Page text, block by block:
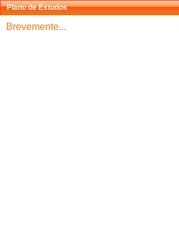
Plano de Estudos
Brevemente...